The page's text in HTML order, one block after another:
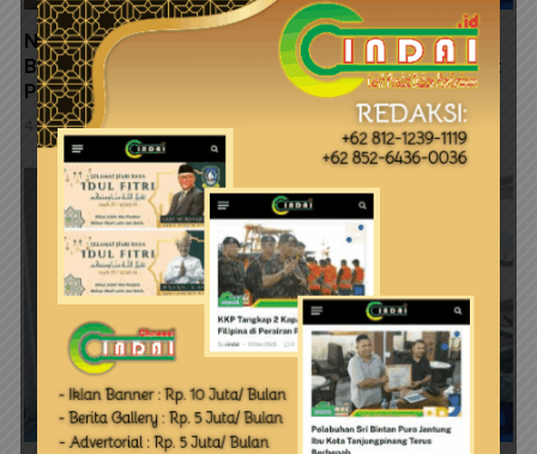
Ngopi Bareng Tokoh Agama di Jemaja, Wabup Raja
Bayu Perkuat Sinergi Jaga Kerukunan dan Percepat
Pembangunan
4 Agustus 2026